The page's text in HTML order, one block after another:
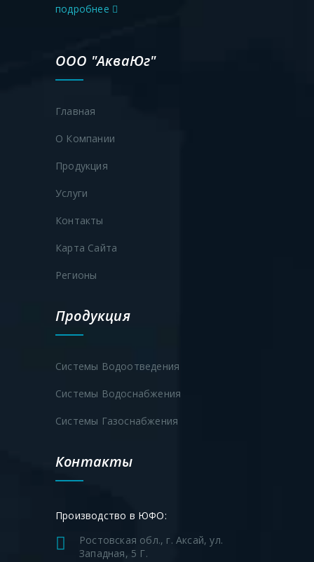
подробнее
ООО "АкваЮг"
Главная
О Компании
Продукция
Услуги
Контакты
Карта Сайта
Регионы
Продукция
Системы Водоотведения
Системы Водоснабжения
Системы Газоснабжения
Контакты
Производство в ЮФО:
Ростовская обл., г. Аксай, ул.
Западная, 5 Г.